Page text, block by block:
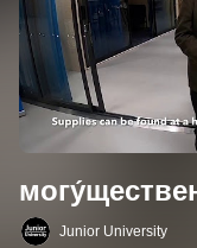
Junior University